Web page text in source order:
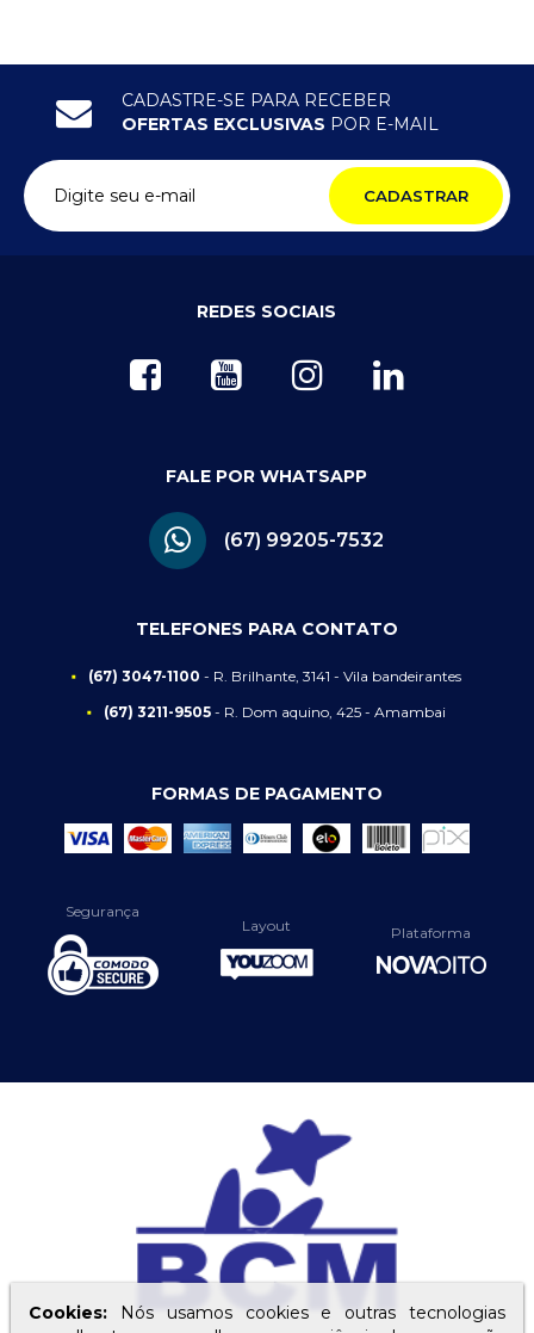
CADASTRE-SE PARA RECEBER
OFERTAS EXCLUSIVAS POR E-MAIL
CADASTRAR
REDES SOCIAIS
FALE POR WHATSAPP
(67) 99205-7532
TELEFONES PARA CONTATO
(67) 3047-1100 - R. Brilhante, 3141 - Vila bandeirantes
(67) 3211-9505 - R. Dom aquino, 425 - Amambai
FORMAS DE PAGAMENTO
Segurança
Layout
Plataforma
Cookies:Nós usamos cookies e outras tecnologias